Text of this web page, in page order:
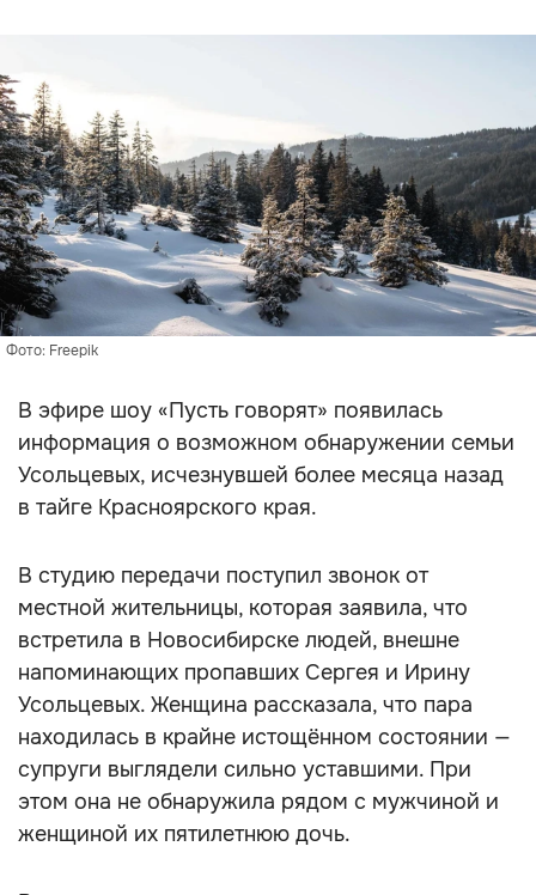
Фото: Freepik
В эфире шоу «Пусть говорят» появилась
информация о возможном обнаружении семьи
Усольцевых, исчезнувшей более месяца назад
в тайге Красноярского края.
В студию передачи поступил звонок от
местной жительницы, которая заявила, что
встретила в Новосибирске людей, внешне
напоминающих пропавших Сергея и Ирину
Усольцевых. Женщина рассказала, что пара
находилась в крайне истощённом состоянии —
супруги выглядели сильно уставшими. При
этом она не обнаружила рядом с мужчиной и
женщиной их пятилетнюю дочь.